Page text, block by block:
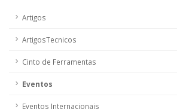
Artigos
ArtigosTecnicos
Cinto de Ferramentas
Eventos
Eventos Internacionais